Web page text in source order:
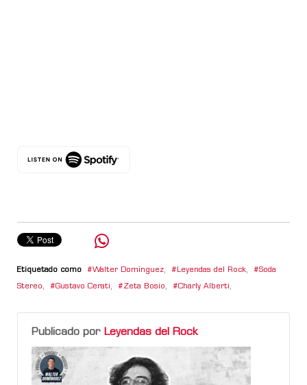
Etiquetado como Walter Domínguez, Leyendas del Rock, Soda
Stereo, Gustavo Cerati, Zeta Bosio, Charly Alberti,
Publicado por Leyendas del Rock